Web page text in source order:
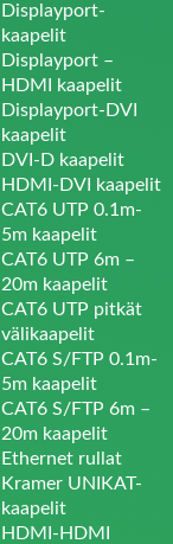
Displayport-
kaapelit
Displayport –
HDMI kaapelit
Displayport-DVI
kaapelit
DVI-D kaapelit
HDMI-DVI kaapelit
CAT6 UTP 0.1m-
5m kaapelit
CAT6 UTP 6m –
20m kaapelit
CAT6 UTP pitkät
välikaapelit
CAT6 S/FTP 0.1m-
5m kaapelit
CAT6 S/FTP 6m –
20m kaapelit
Ethernet rullat
Kramer UNIKAT-
kaapelit
HDMI-HDMI